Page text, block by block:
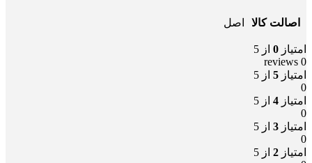
اصالت کالا اصل
امتیاز 0 از 5
0 reviews
امتیاز 5 از 5
0
امتیاز 4 از 5
0
امتیاز 3 از 5
0
امتیاز 2 از 5